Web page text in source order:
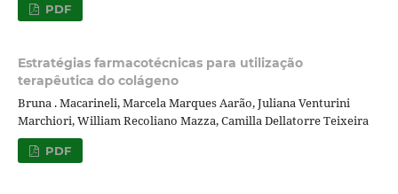
PDF
Estratégias farmacotécnicas para utilização
terapêutica do colágeno
Bruna . Macarineli, Marcela Marques Aarão, Juliana Venturini
Marchiori, William Recoliano Mazza, Camilla Dellatorre Teixeira
PDF